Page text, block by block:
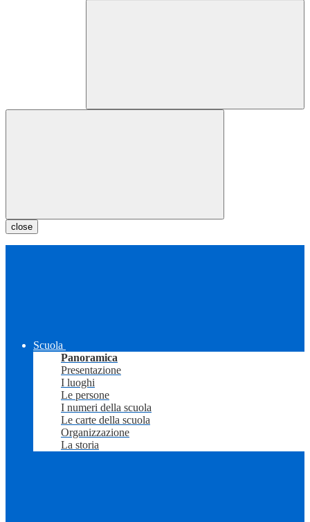
close
Scuola
Panoramica
Presentazione
I luoghi
Le persone
I numeri della scuola
Le carte della scuola
Organizzazione
La storia